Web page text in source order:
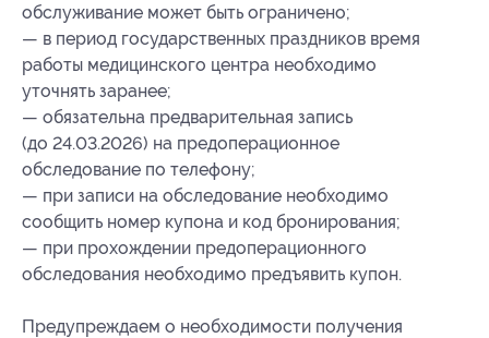
обслуживание может быть ограничено;
— в период государственных праздников время
работы медицинского центра необходимо
уточнять заранее;
— обязательна предварительная запись
(до 24.03.2026) на предоперационное
обследование по телефону;
— при записи на обследование необходимо
сообщить номер купона и код бронирования;
— при прохождении предоперационного
обследования необходимо предъявить купон.
Предупреждаем о необходимости получения